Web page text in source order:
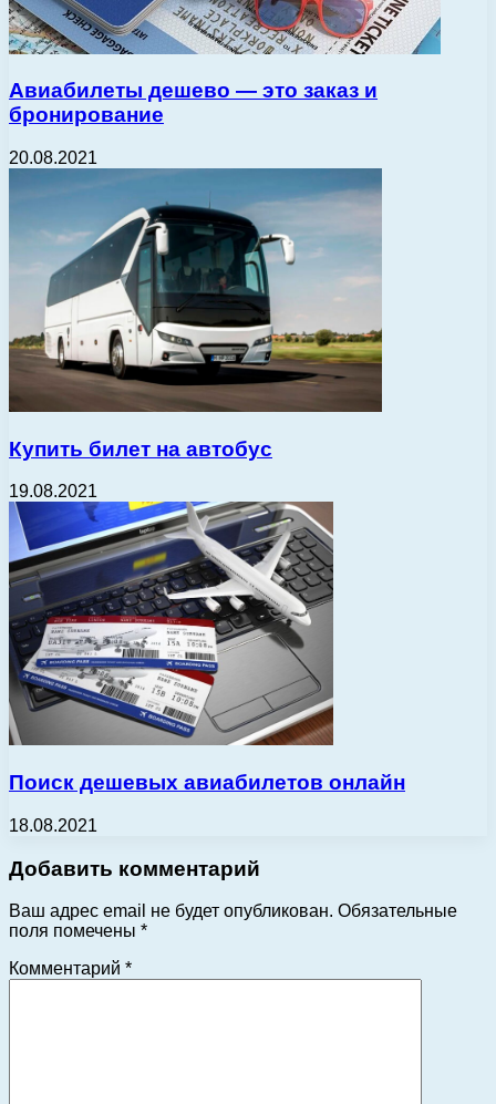
Авиабилеты дешево — это заказ и
бронирование
20.08.2021
Купить билет на автобус
19.08.2021
Поиск дешевых авиабилетов онлайн
18.08.2021
Добавить комментарий
Ваш адрес email не будет опубликован. Обязательные
поля помечены *
Комментарий *